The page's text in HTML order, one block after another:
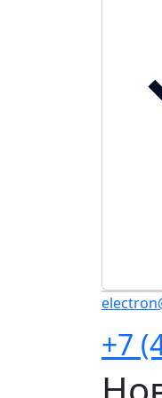
+7